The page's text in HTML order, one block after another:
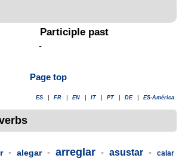
Participle past
-
Page top
ES FR EN IT PT DE ES-América
- alegar - arreglar - asustar - calar